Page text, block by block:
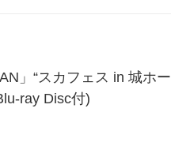
」“スカフェス in 城ホー
ray Disc付)